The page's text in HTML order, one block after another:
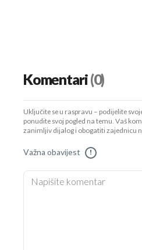
Komentari(0)
Uključite se u raspravu – podijelite
ponudite svoj pogled na temu. Vaš
zanimljiv dijalog i obogatiti zajednicu
Važna obavijest !